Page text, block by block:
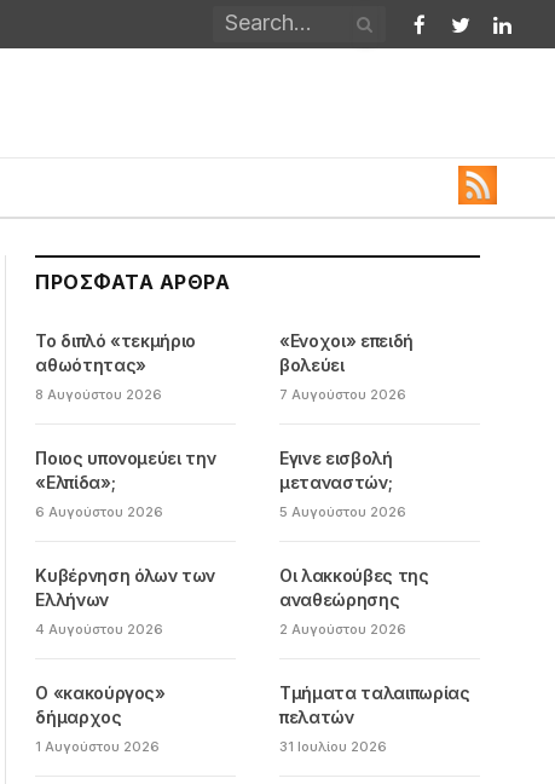
Facebook
Twitter
ΠΡΌΣΦΑΤΑ ΆΡΘΡΑ
Το διπλό «τεκμήριο
αθωότητας»
8 Αυγούστου 2026
«Ενοχοι» επειδή
βολεύει
7 Αυγούστου 2026
Ποιος υπονομεύει την
«Ελπίδα»;
6 Αυγούστου 2026
Εγινε εισβολή
μεταναστών;
5 Αυγούστου 2026
Κυβέρνηση όλων των
Ελλήνων
4 Αυγούστου 2026
Οι λακκούβες της
αναθεώρησης
2 Αυγούστου 2026
Ο «κακούργος»
δήμαρχος
1 Αυγούστου 2026
Τμήματα ταλαιπωρίας
πελατών
31 Ιουλίου 2026